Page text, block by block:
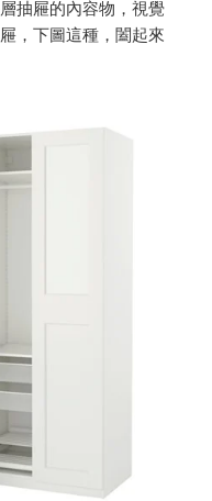
抽屜的內容物，視覺
，下圖這種，闔起來